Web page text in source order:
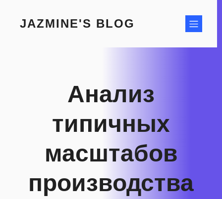
contentJAZMINE'S BLOG
Анализ
типичных
масштабов
производства